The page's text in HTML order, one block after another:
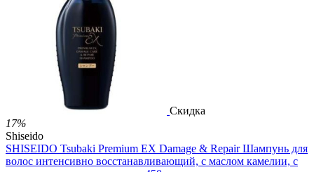
Скидка
17%
Shiseido
SHISEIDO Tsubaki Premium EX Damage & Repair Шампунь для
волос интенсивно восстанавливающий, с маслом камелии, с